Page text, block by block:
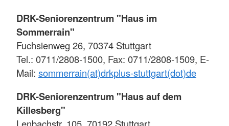
DRK-Seniorenzentrum "Haus im
Sommerrain"
Fuchsienweg 26, 70374 Stuttgart
Tel.: 0711/2808-1500, Fax: 0711/2808-1509, E-
Mail: sommerrain(at)drkplus-stuttgart(dot)de
DRK-Seniorenzentrum "Haus auf dem
Killesberg"
Lenbachstr. 105, 70192 Stuttgart